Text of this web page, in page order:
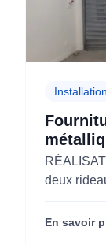
Installation
deux
(75003).
En savoir